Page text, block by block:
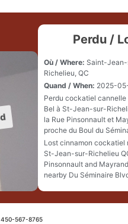
Perdu /
Où / Where: Saint-
Richelieu, QC
Quand / When: 2025-
Perdu cockatiel cannelle
Bel à St-Jean-sur-
la Rue Pinsonnault et
proche du Boul du
Lost cinnamon cockatiel
St-Jean-sur-Richelieu
Pinsonnault and
nearby Du Séminaire
450-567-8765